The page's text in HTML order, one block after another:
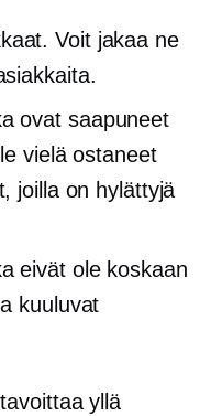
Voit jakaa ne
ovat saapuneet
vielä ostaneet
joilla on hylättyjä
eivät ole koskaan
kuuluvat
yllä